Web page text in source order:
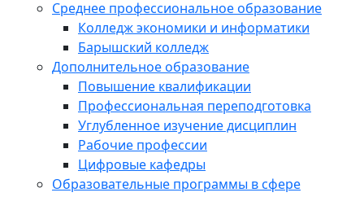
Среднее профессиональное образование
Колледж экономики и информатики
Барышский колледж
Дополнительное образование
Повышение квалификации
Профессиональная переподготовка
Углубленное изучение дисциплин
Рабочие профессии
Цифровые кафедры
Образовательные программы в сфере